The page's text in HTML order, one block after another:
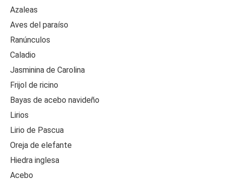
Azaleas
Aves del paraíso
Ranúnculos
Caladio
Jasminina de Carolina
Frijol de ricino
Bayas de acebo navideño
Lirios
Lirio de Pascua
Oreja de elefante
Hiedra inglesa
Acebo